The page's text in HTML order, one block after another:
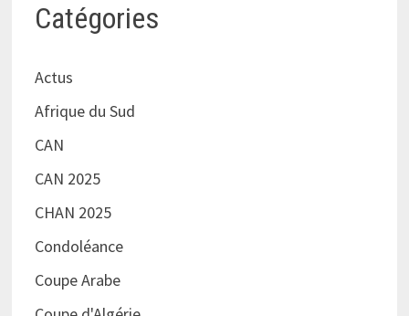
Catégories
Actus
Afrique du Sud
CAN
CAN 2025
CHAN 2025
Condoléance
Coupe Arabe